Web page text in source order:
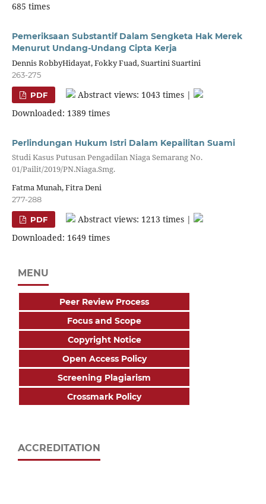
685 times
Pemeriksaan Substantif Dalam Sengketa Hak Merek
Menurut Undang-Undang Cipta Kerja
Dennis RobbyHidayat, Fokky Fuad, Suartini Suartini
263-275
PDF
Abstract views: 1043 times |
Downloaded: 1389 times
Perlindungan Hukum Istri Dalam Kepailitan Suami
Studi Kasus Putusan Pengadilan Niaga Semarang No.
01/Pailit/2019/PN.Niaga.Smg.
Fatma Munah, Fitra Deni
277-288
PDF
Abstract views: 1213 times |
Downloaded: 1649 times
MENU
Peer Review Process
Focus and Scope
Copyright Notice
Open Access Policy
Screening Plagiarism
Crossmark Policy
ACCREDITATION